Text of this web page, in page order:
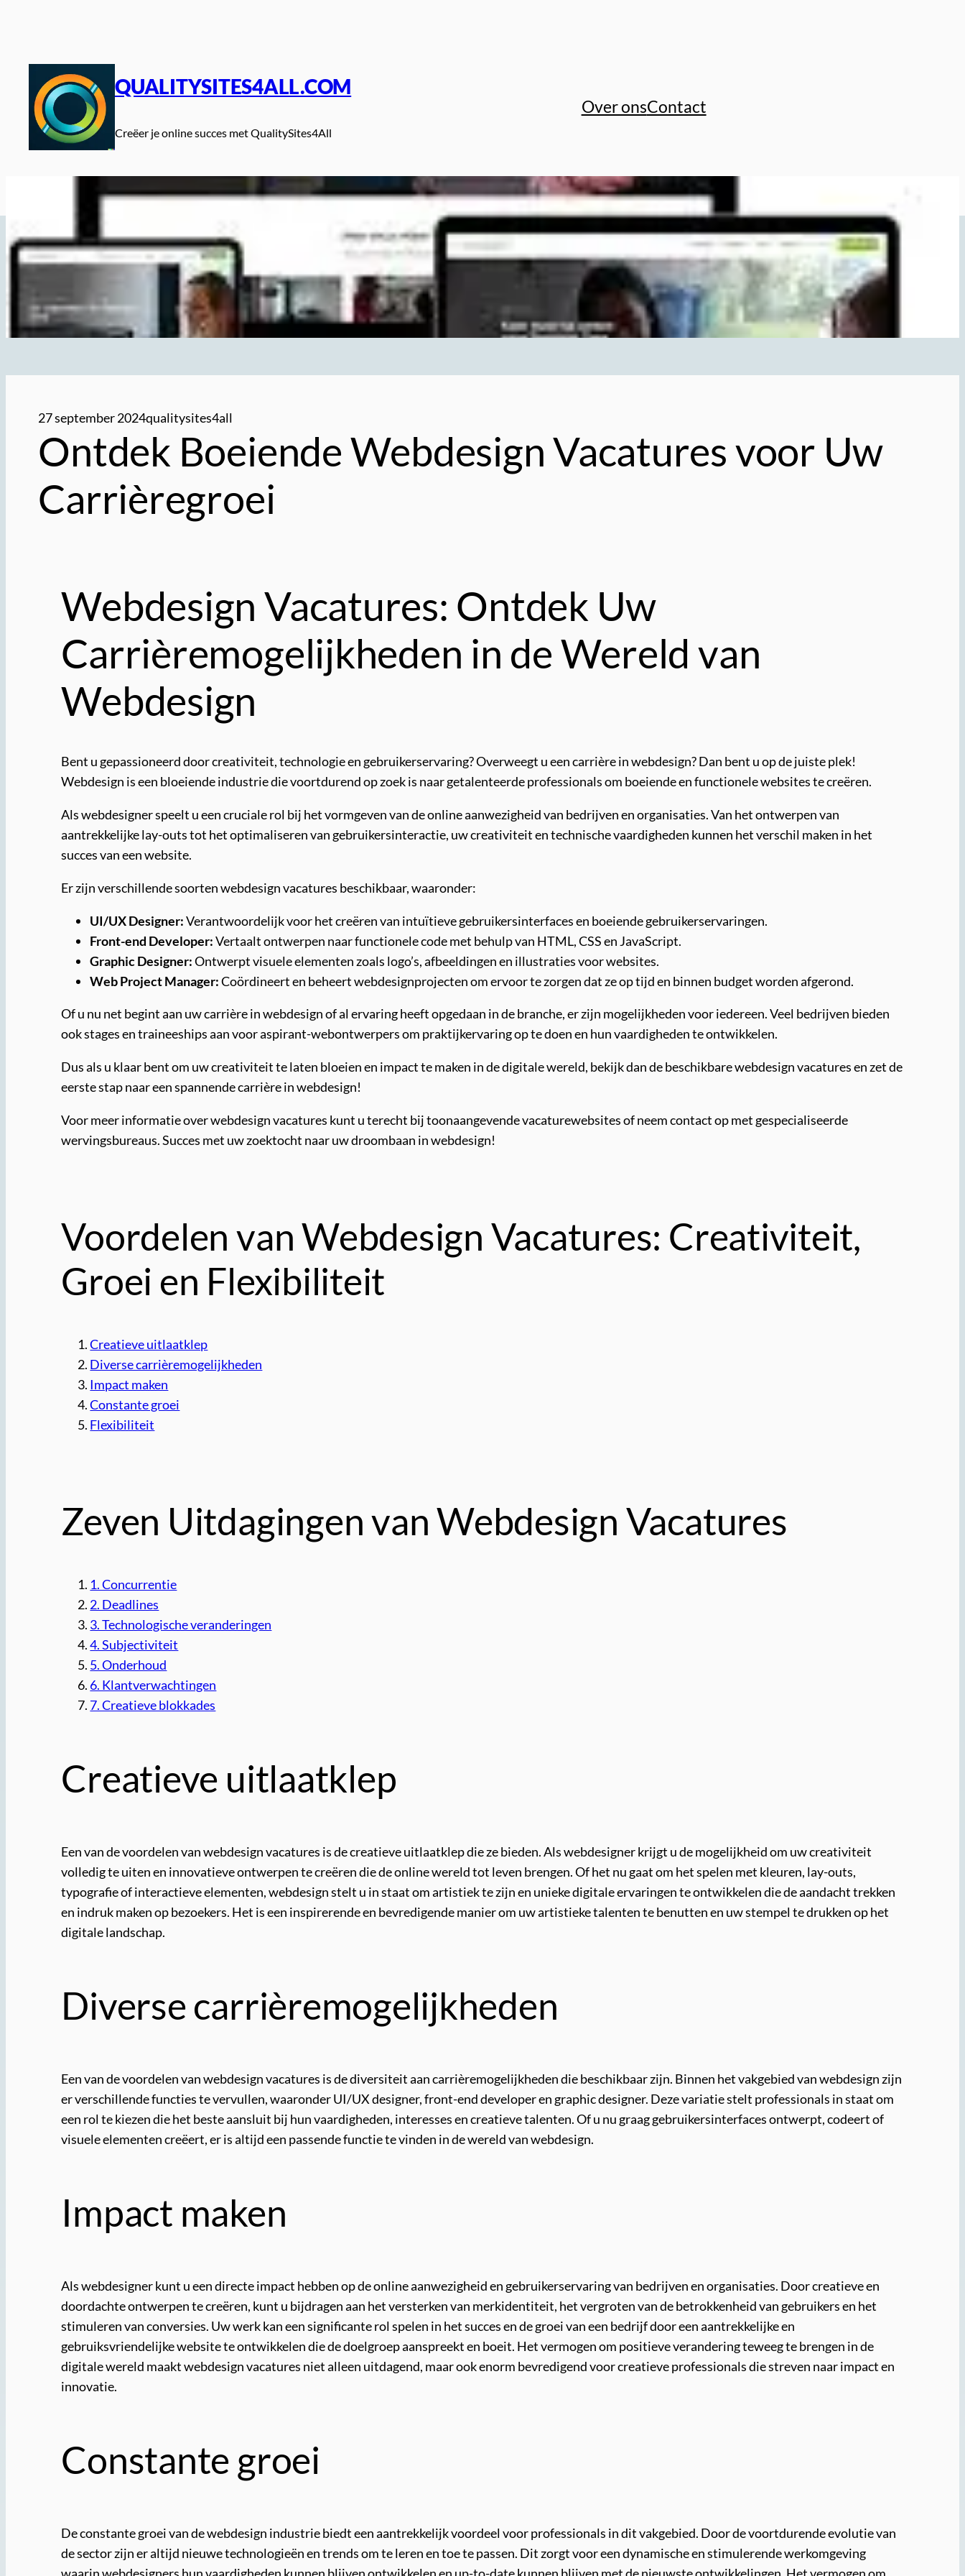
QUALITYSITES4ALL.COM
Creëer je online succes met QualitySites4All
Over onsContact
27 september 2024qualitysites4all
Ontdek Boeiende Webdesign Vacatures voor Uw
Carrièregroei
Webdesign Vacatures: Ontdek Uw
Carrièremogelijkheden in de Wereld van
Webdesign
Bent u gepassioneerd door creativiteit, technologie en gebruikerservaring? Overweegt u een carrière in webdesign? Dan bent u op de juiste plek!
Webdesign is een bloeiende industrie die voortdurend op zoek is naar getalenteerde professionals om boeiende en functionele websites te creëren.
Als webdesigner speelt u een cruciale rol bij het vormgeven van de online aanwezigheid van bedrijven en organisaties. Van het ontwerpen van
aantrekkelijke lay-outs tot het optimaliseren van gebruikersinteractie, uw creativiteit en technische vaardigheden kunnen het verschil maken in het
succes van een website.
Er zijn verschillende soorten webdesign vacatures beschikbaar, waaronder:
UI/UX Designer:Verantwoordelijk voor het creëren van intuïtieve gebruikersinterfaces en boeiende gebruikerservaringen.
Front-end Developer:Vertaalt ontwerpen naar functionele code met behulp van HTML, CSS en JavaScript.
Graphic Designer:Ontwerpt visuele elementen zoals logo’s, afbeeldingen en illustraties voor websites.
Web Project Manager:Coördineert en beheert webdesignprojecten om ervoor te zorgen dat ze op tijd en binnen budget worden afgerond.
Of u nu net begint aan uw carrière in webdesign of al ervaring heeft opgedaan in de branche, er zijn mogelijkheden voor iedereen. Veel bedrijven bieden
ook stages en traineeships aan voor aspirant-webontwerpers om praktijkervaring op te doen en hun vaardigheden te ontwikkelen.
Dus als u klaar bent om uw creativiteit te laten bloeien en impact te maken in de digitale wereld, bekijk dan de beschikbare webdesign vacatures en zet de
eerste stap naar een spannende carrière in webdesign!
Voor meer informatie over webdesign vacatures kunt u terecht bij toonaangevende vacaturewebsites of neem contact op met gespecialiseerde
wervingsbureaus. Succes met uw zoektocht naar uw droombaan in webdesign!
Voordelen van Webdesign Vacatures: Creativiteit,
Groei en Flexibiliteit
Creatieve uitlaatklep
Diverse carrièremogelijkheden
Impact maken
Constante groei
Flexibiliteit
Zeven Uitdagingen van Webdesign Vacatures
1. Concurrentie
2. Deadlines
3. Technologische veranderingen
4. Subjectiviteit
5. Onderhoud
6. Klantverwachtingen
7. Creatieve blokkades
Creatieve uitlaatklep
Een van de voordelen van webdesign vacatures is de creatieve uitlaatklep die ze bieden. Als webdesigner krijgt u de mogelijkheid om uw creativiteit
volledig te uiten en innovatieve ontwerpen te creëren die de online wereld tot leven brengen. Of het nu gaat om het spelen met kleuren, lay-outs,
typografie of interactieve elementen, webdesign stelt u in staat om artistiek te zijn en unieke digitale ervaringen te ontwikkelen die de aandacht trekken
en indruk maken op bezoekers. Het is een inspirerende en bevredigende manier om uw artistieke talenten te benutten en uw stempel te drukken op het
digitale landschap.
Diverse carrièremogelijkheden
Een van de voordelen van webdesign vacatures is de diversiteit aan carrièremogelijkheden die beschikbaar zijn. Binnen het vakgebied van webdesign zijn
er verschillende functies te vervullen, waaronder UI/UX designer, front-end developer en graphic designer. Deze variatie stelt professionals in staat om
een rol te kiezen die het beste aansluit bij hun vaardigheden, interesses en creatieve talenten. Of u nu graag gebruikersinterfaces ontwerpt, codeert of
visuele elementen creëert, er is altijd een passende functie te vinden in de wereld van webdesign.
Impact maken
Als webdesigner kunt u een directe impact hebben op de online aanwezigheid en gebruikerservaring van bedrijven en organisaties. Door creatieve en
doordachte ontwerpen te creëren, kunt u bijdragen aan het versterken van merkidentiteit, het vergroten van de betrokkenheid van gebruikers en het
stimuleren van conversies. Uw werk kan een significante rol spelen in het succes en de groei van een bedrijf door een aantrekkelijke en
gebruiksvriendelijke website te ontwikkelen die de doelgroep aanspreekt en boeit. Het vermogen om positieve verandering teweeg te brengen in de
digitale wereld maakt webdesign vacatures niet alleen uitdagend, maar ook enorm bevredigend voor creatieve professionals die streven naar impact en
innovatie.
Constante groei
De constante groei van de webdesign industrie biedt een aantrekkelijk voordeel voor professionals in dit vakgebied. Door de voortdurende evolutie van
de sector zijn er altijd nieuwe technologieën en trends om te leren en toe te passen. Dit zorgt voor een dynamische en stimulerende werkomgeving